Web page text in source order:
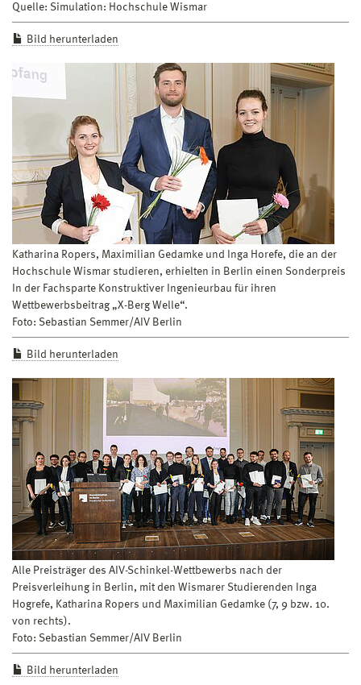
Quelle: Simulation: Hochschule Wismar
Bild herunterladen
Katharina Ropers, Maximilian Gedamke und Inga Horefe, die an der
Hochschule Wismar studieren, erhielten in Berlin einen Sonderpreis
In der Fachsparte Konstruktiver Ingenieurbau für ihren
Wettbewerbsbeitrag „X-Berg Welle“.
Foto: Sebastian Semmer/AIV Berlin
Bild herunterladen
Alle Preisträger des AIV-Schinkel-Wettbewerbs nach der
Preisverleihung in Berlin, mit den Wismarer Studierenden Inga
Hogrefe, Katharina Ropers und Maximilian Gedamke (7, 9 bzw. 10.
von rechts).
Foto: Sebastian Semmer/AIV Berlin
Bild herunterladen